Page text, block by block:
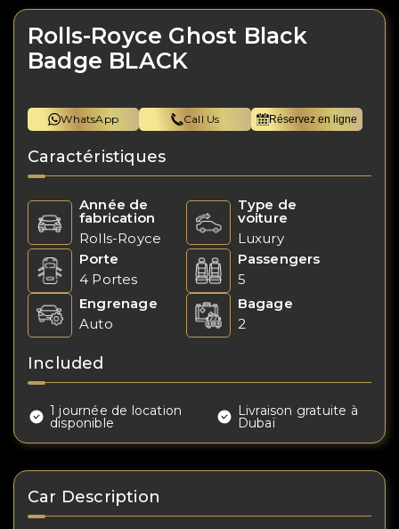
Rolls-Royce Ghost Black
Badge BLACK
WhatsApp Call Us Réservez en ligne
Caractéristiques
Année de
fabrication
Rolls-Royce
Type de
voiture
Luxury
Porte
4 Portes
Passengers
5
Engrenage
Auto
Bagage
2
Included
1 journée de location
disponible
Livraison gratuite à
Dubaï
Car Description